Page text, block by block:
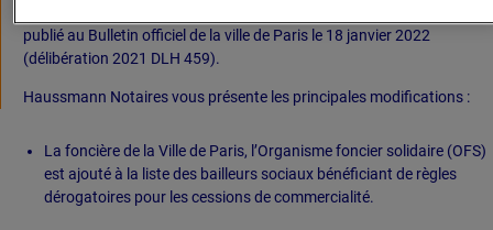
publié au Bulletin officiel de la ville de Paris le 18 janvier 2022
(délibération 2021 DLH 459).
Haussmann Notaires vous présente les principales modifications :
La foncière de la Ville de Paris, l’Organisme foncier solidaire (OFS)
est ajouté à la liste des bailleurs sociaux bénéficiant de règles
dérogatoires pour les cessions de commercialité.